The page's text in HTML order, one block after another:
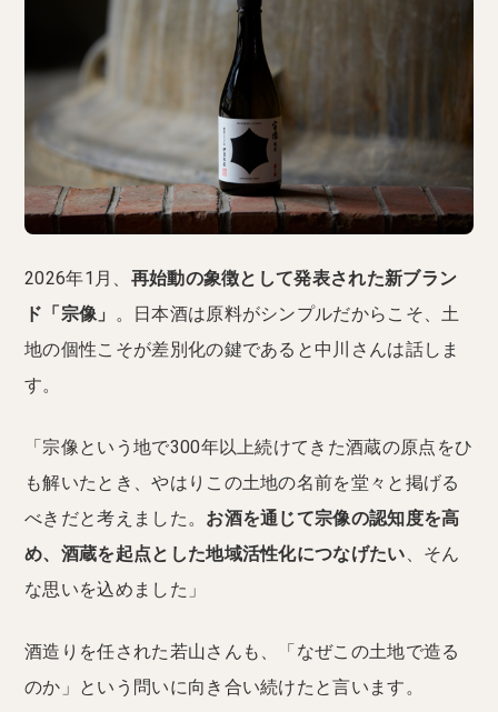
2026年1月、 再始動の象徴として発表された新ブラン
ド「宗像」 。日本酒は原料がシンプルだからこそ、土
地の個性こそが差別化の鍵であると中川さんは話しま
す。
「宗像という地で300年以上続けてきた酒蔵の原点をひ
も解いたとき、やはりこの土地の名前を堂々と掲げる
べきだと考えました。 お酒を通じて宗像の認知度を高
め、酒蔵を起点とした地域活性化につなげたい、そん
な思いを込めました」
酒造りを任された若山さんも、「なぜこの土地で造る
のか」という問いに向き合い続けたと言います。